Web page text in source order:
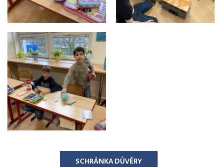
SCHRÁNKA DŮVĚRY